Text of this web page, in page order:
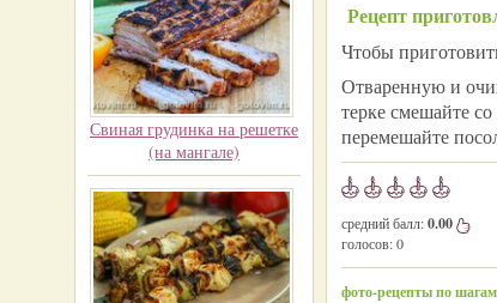
Свиная грудинка на решетке
(на мангале)
Рецепт
Чтобы
Отваренную и
терке смешайте
перемешайте
средний балл:0.00
голосов:0
фото-рецепты по шагам